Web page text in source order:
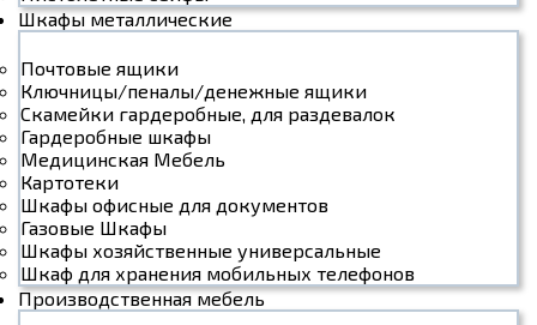
Шкафы металлические
Почтовые ящики
Ключницы/пеналы/денежные ящики
Скамейки гардеробные, для раздевалок
Гардеробные шкафы
Медицинская Мебель
Картотеки
Шкафы офисные для документов
Газовые Шкафы
Шкафы хозяйственные универсальные
Шкаф для хранения мобильных телефонов
Производственная мебель